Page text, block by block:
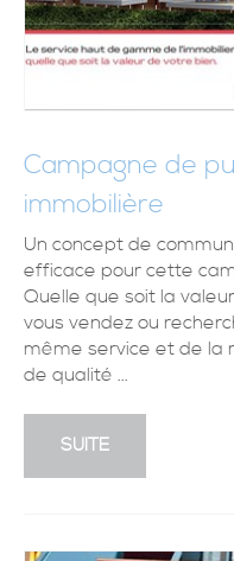
Campagne de
immobilière
Un concept de
efficace pour cette
Quelle que soit la
vous vendez ou
même service et de la
de qualité ...
SUITE